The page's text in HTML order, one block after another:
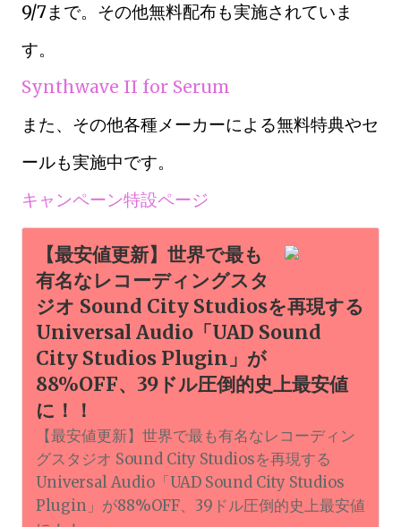
9/7まで。その他無料配布も実施されていま
す。
Synthwave II for Serum
また、その他各種メーカーによる無料特典やセ
ールも実施中です。
キャンペーン特設ページ
【最安値更新】世界で最も
有名なレコーディングスタ
ジオ Sound City Studiosを再現する
Universal Audio「UAD Sound
City Studios Plugin」が
88%OFF、39ドル圧倒的史上最安値
に！！
【最安値更新】世界で最も有名なレコーディン
グスタジオ Sound City Studiosを再現する
Universal Audio「UAD Sound City Studios
Plugin」が88%OFF、39ドル圧倒的史上最安値